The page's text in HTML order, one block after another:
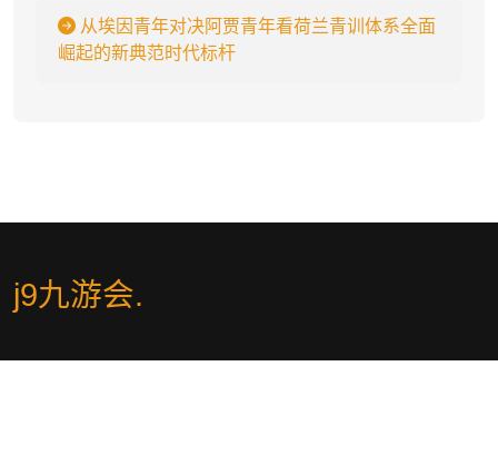
从埃因青年对决阿贾青年看荷兰青训体系全面
崛起的新典范时代标杆
j9九游会.